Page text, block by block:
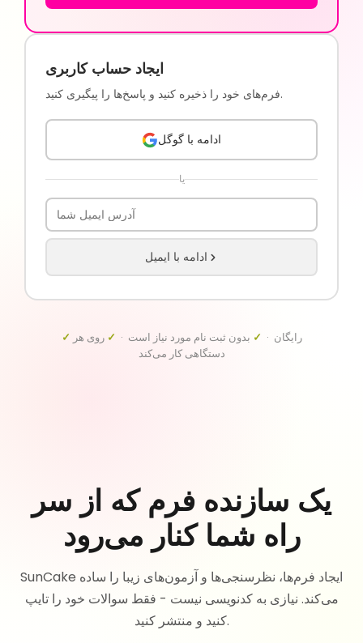
ایجاد حساب کاربری
فرم‌های خود را ذخیره کنید و پاسخ‌ها را پیگیری کنید.
ادامه با گوگل
یا
ادامه با ایمیل
✓ رایگان · ✓ بدون ثبت نام مورد نیاز است · ✓ روی هر
دستگاهی کار می‌کند
یک سازنده فرم که از سر
راه شما کنار می‌رود
SunCake ایجاد فرم‌ها، نظرسنجی‌ها و آزمون‌های زیبا را ساده
می‌کند. نیازی به کدنویسی نیست - فقط سوالات خود را تایپ
کنید و منتشر کنید.